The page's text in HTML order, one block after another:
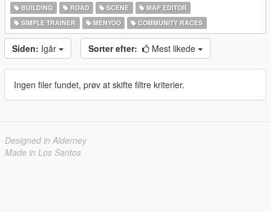
BUILDING
ROAD SCENE
MAP EDITOR
SIMPLE TRAINER
MENYOO COMMUNITY RACES
Siden: Igår Sorter efter: Mest likede
Ingen filer fundet, prøv at skifte filtre kriterier.
Designed in Alderney
Made in Los Santos